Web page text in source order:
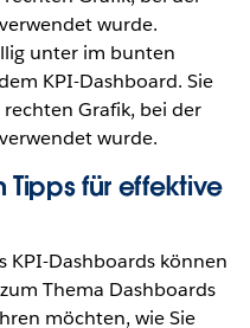
unter im bunten
KPI-Dashboard. Sie
Grafik, bei der
wurde.
für effektive
KPI-Dashboards können
Thema Dashboards
möchten, wie Sie